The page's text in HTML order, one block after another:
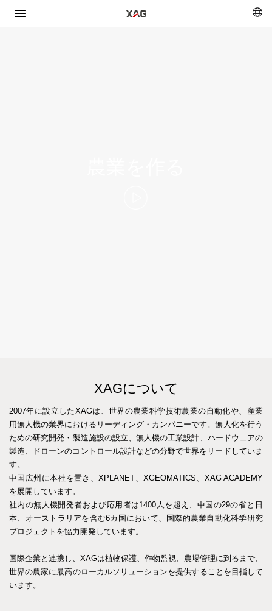
XAGについて
2007年に設立したXAGは、世界の農業科学技術農業の自動化や、産業
用無人機の業界におけるリーディング・カンパニーです。無人化を行う
ための研究開発・製造施設の設立、無人機の工業設計、ハードウェアの
製造、ドローンのコントロール設計などの分野で世界をリードしていま
す。
中国広州に本社を置き、XPLANET、XGEOMATICS、XAG ACADEMY
を展開しています。
社内の無人機開発者および応用者は1400人を超え、中国の29の省と日
本、オーストラリアを含む6カ国において、国際的農業自動化科学研究
プロジェクトを協力開発しています。
国際企業と連携し、XAGは植物保護、作物監視、農場管理に到るまで、
世界の農家に最高のローカルソリューションを提供することを目指して
います。